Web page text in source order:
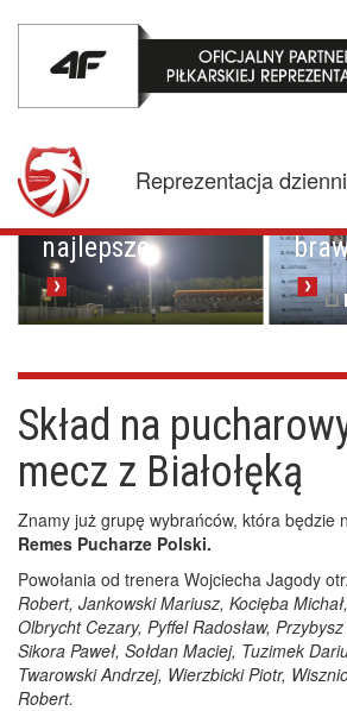
Reprezentacja
Mistrzowskie
karne z
Pucharowa
przygoda trwa w
najlepsze
Skład na
mecz z Białołęką
Znamy już grupę wybrańców, która będzie
Remes Pucharze Polski.
Powołania od trenera Wojciecha Jagody
Robert, Jankowski Mariusz, Kocięba
Olbrycht Cezary, Pyffel Radosław, Przybysz
Sikora Paweł, Sołdan Maciej, Tuzimek
Twarowski Andrzej, Wierzbicki Piotr,
Robert.